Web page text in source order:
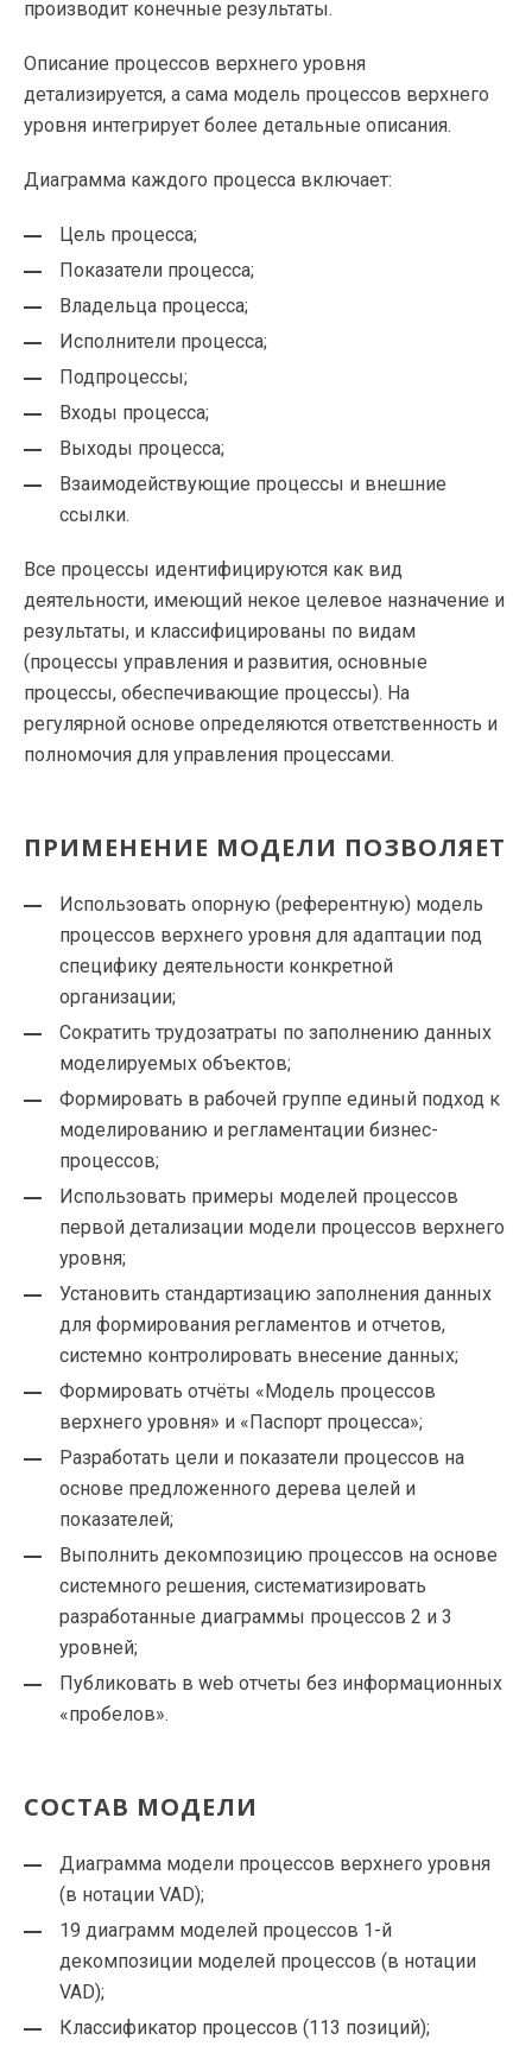
производит конечные результаты.
Описание процессов верхнего уровня
детализируется, а сама модель процессов верхнего
уровня интегрирует более детальные описания.
Диаграмма каждого процесса включает:
Цель процесса;
Показатели процесса;
Владельца процесса;
Исполнители процесса;
Подпроцессы;
Входы процесса;
Выходы процесса;
Взаимодействующие процессы и внешние
ссылки.
Все процессы идентифицируются как вид
деятельности, имеющий некое целевое назначение и
результаты, и классифицированы по видам
(процессы управления и развития, основные
процессы, обеспечивающие процессы). На
регулярной основе определяются ответственность и
полномочия для управления процессами.
ПРИМЕНЕНИЕ МОДЕЛИ ПОЗВОЛЯЕТ
Использовать опорную (референтную) модель
процессов верхнего уровня для адаптации под
специфику деятельности конкретной
организации;
Сократить трудозатраты по заполнению данных
моделируемых объектов;
Формировать в рабочей группе единый подход к
моделированию и регламентации бизнес-
процессов;
Использовать примеры моделей процессов
первой детализации модели процессов верхнего
уровня;
Установить стандартизацию заполнения данных
для формирования регламентов и отчетов,
системно контролировать внесение данных;
Формировать отчёты «Модель процессов
верхнего уровня» и «Паспорт процесса»;
Разработать цели и показатели процессов на
основе предложенного дерева целей и
показателей;
Выполнить декомпозицию процессов на основе
системного решения, систематизировать
разработанные диаграммы процессов 2 и 3
уровней;
Публиковать в web отчеты без информационных
«пробелов».
СОСТАВ МОДЕЛИ
Диаграмма модели процессов верхнего уровня
(в нотации VAD);
19 диаграмм моделей процессов 1-й
декомпозиции моделей процессов (в нотации
VAD);
Классификатор процессов (113 позиций);